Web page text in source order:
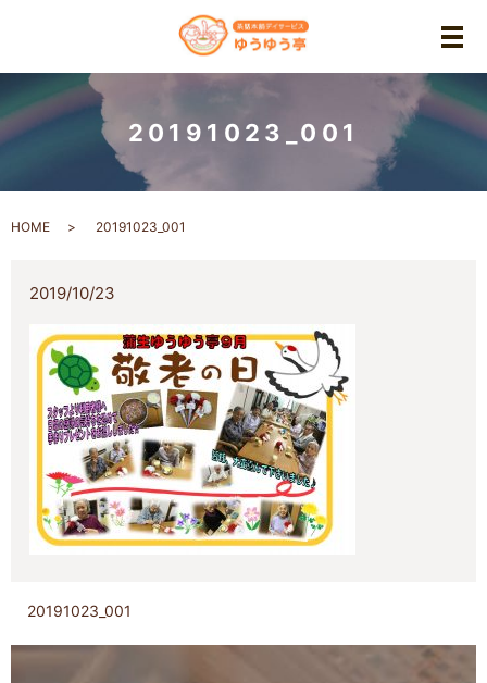
メ
20191023_001
HOME 20191023_001
2019/10/23
20191023_001